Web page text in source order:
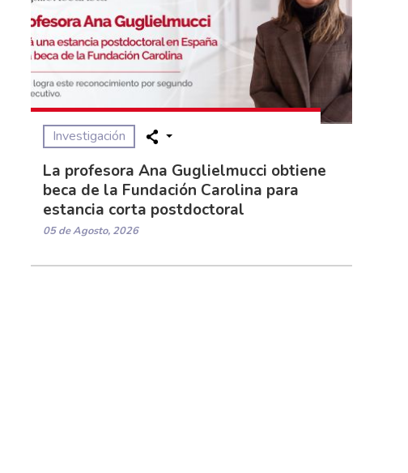
Investigación
La profesora Ana Guglielmucci obtiene
beca de la Fundación Carolina para
estancia corta postdoctoral
05 de Agosto, 2026